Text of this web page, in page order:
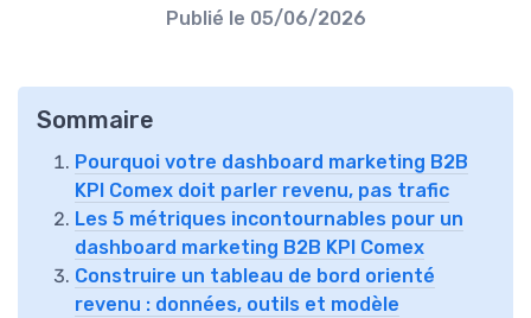
Publié le 05/06/2026
Sommaire
Pourquoi votre dashboard marketing B2B
KPI Comex doit parler revenu, pas trafic
Les 5 métriques incontournables pour un
dashboard marketing B2B KPI Comex
Construire un tableau de bord orienté
revenu : données, outils et modèle